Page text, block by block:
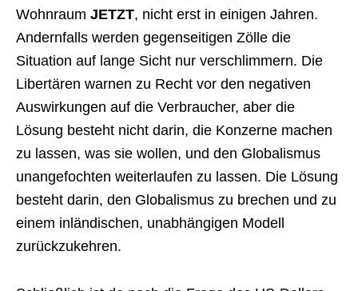
Wohnraum JETZT, nicht erst in einigen Jahren.
Andernfalls werden gegenseitigen Zölle die
Situation auf lange Sicht nur verschlimmern. Die
Libertären warnen zu Recht vor den negativen
Auswirkungen auf die Verbraucher, aber die
Lösung besteht nicht darin, die Konzerne machen
zu lassen, was sie wollen, und den Globalismus
unangefochten weiterlaufen zu lassen. Die Lösung
besteht darin, den Globalismus zu brechen und zu
einem inländischen, unabhängigen Modell
zurückzukehren.